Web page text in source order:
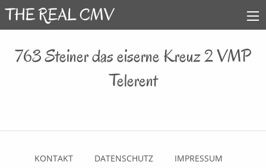
763 Steiner das eiserne Kreuz 2 VMP
Telerent
KONTAKT DATENSCHUTZ IMPRESSUM